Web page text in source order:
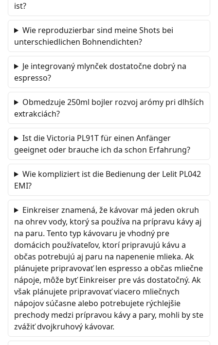
ist?
Wie reproduzierbar sind meine Shots bei
unterschiedlichen Bohnendichten?
Je integrovaný mlynček dostatočne dobrý na
espresso?
Obmedzuje 250ml bojler rozvoj arómy pri dlhších
extrakciách?
Ist die Victoria PL91T für einen Anfänger
geeignet oder brauche ich da schon Erfahrung?
Wie kompliziert ist die Bedienung der Lelit PL042
EMI?
Einkreiser znamená, že kávovar má jeden okruh
na ohrev vody, ktorý sa používa na prípravu kávy aj
na paru. Tento typ kávovaru je vhodný pre
domácich používateľov, ktorí pripravujú kávu a
občas potrebujú aj paru na napenenie mlieka. Ak
plánujete pripravovať len espresso a občas mliečne
nápoje, môže byť Einkreiser pre vás dostatočný. Ak
však plánujete pripravovať viacero mliečnych
nápojov súčasne alebo potrebujete rýchlejšie
prechody medzi prípravou kávy a pary, mohli by ste
zvážiť dvojkruhový kávovar.